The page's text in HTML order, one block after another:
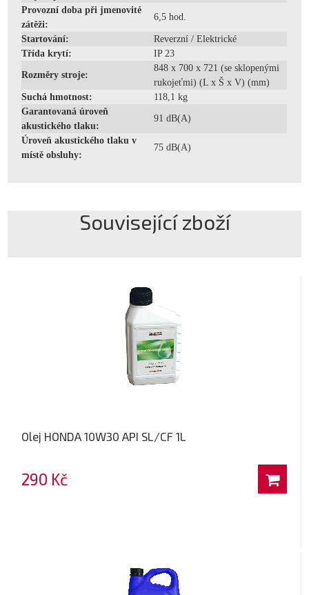
Provozní doba při jmenovité
zátěži:
6,5 hod.
Startování:
Reverzní / Elektrické
Třída krytí:
IP 23
Rozměry stroje:
848 x 700 x 721 (se sklopenými
rukojeťmi) (L x Š x V) (mm)
Suchá hmotnost:
118,1 kg
Garantovaná úroveň
akustického tlaku:
91 dB(A)
Úroveň akustického tlaku v
místě obsluhy:
75 dB(A)
Související zboží
Olej HONDA 10W30 API SL/CF 1L
290 Kč